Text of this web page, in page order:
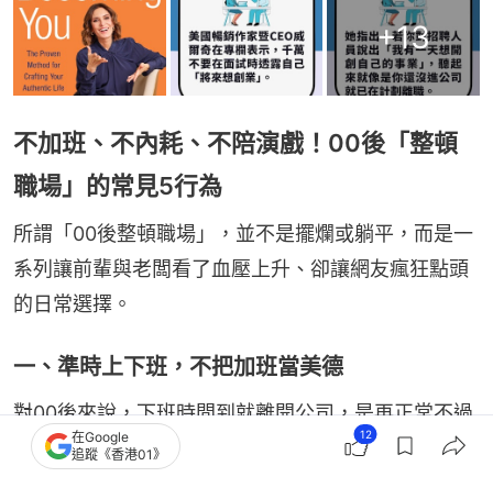
+13
不加班、不內耗、不陪演戲！00後「整頓
職場」的常見5行為
所謂「00後整頓職場」，並不是擺爛或躺平，而是一
系列讓前輩與老闆看了血壓上升、卻讓網友瘋狂點頭
的日常選擇。
一、準時上下班，不把加班當美德
對00後來說，下班時間到就離開公司，是再正常不過
的事。他們不認為「留下來比較晚」等於比較努力，
在Google
追蹤《香港01》
12